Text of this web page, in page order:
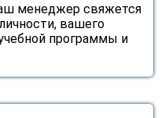
менеджер свяжется
вашего
программы и